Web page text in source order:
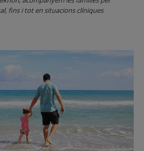
fins i tot en situacions clíniques